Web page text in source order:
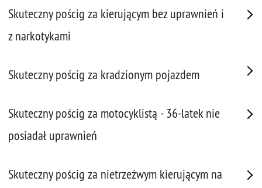
Skuteczny pościg za kierującym bez uprawnień i
z narkotykami
Skuteczny pościg za kradzionym pojazdem
Skuteczny pościg za motocyklistą - 36-latek nie
posiadał uprawnień
Skuteczny pościg za nietrzeźwym kierującym na